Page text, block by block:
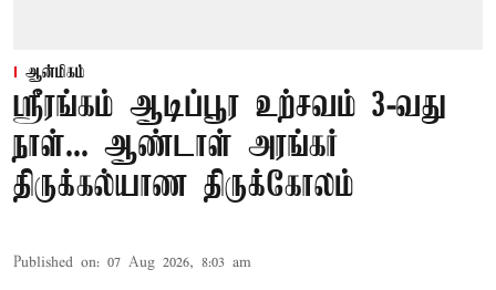
ஆன்மிகம்
ஸ்ரீரங்கம் ஆடிப்பூர உற்சவம் 3-வது
நாள்... ஆண்டாள் அரங்கர்
திருக்கல்யாண திருக்கோலம்
Published on: 07 Aug 2026, 8:03 am